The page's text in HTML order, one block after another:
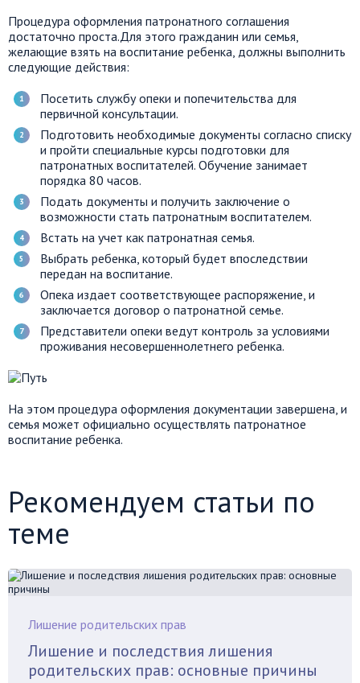
Процедура оформления патронатного соглашения
достаточно проста.Для этого гражданин или семья,
желающие взять на воспитание ребенка, должны выполнить
следующие действия:
Посетить службу опеки и попечительства для
первичной консультации.
Подготовить необходимые документы согласно списку
и пройти специальные курсы подготовки для
патронатных воспитателей. Обучение занимает
порядка 80 часов.
Подать документы и получить заключение о
возможности стать патронатным воспитателем.
Встать на учет как патронатная семья.
Выбрать ребенка, который будет впоследствии
передан на воспитание.
Опека издает соответствующее распоряжение, и
заключается договор о патронатной семье.
Представители опеки ведут контроль за условиями
проживания несовершеннолетнего ребенка.
На этом процедура оформления документации завершена, и
семья может официально осуществлять патронатное
воспитание ребенка.
Рекомендуем статьи по
теме
Лишение родительских прав
Лишение и последствия лишения
родительских прав: основные причины